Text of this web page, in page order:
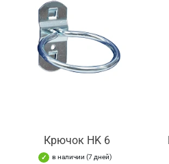
Крючок HK 6
в наличии (7 дней)